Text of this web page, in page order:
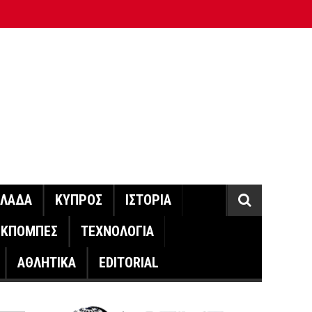
ΚΥΠΡΟΣ
ΙΣΤΟΡΙΑ
ΤΕΧΝΟΛΟΓΙΑ
ΑΘΛΗΤΙΚΑ
EDITORIAL